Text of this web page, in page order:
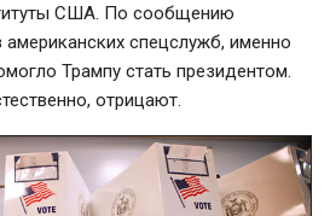
США. По сообщению
спецслужб, именно
Трампу стать президентом.
отрицают.